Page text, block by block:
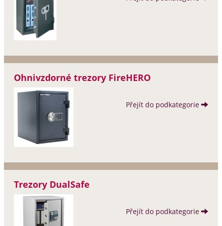
Ohnivzdorné trezory FireHERO
Přejít do podkategorie
Trezory DualSafe
Přejít do podkategorie